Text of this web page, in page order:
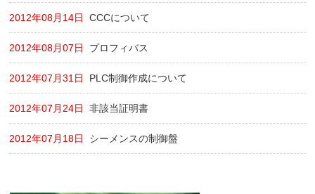
2012年08月14日 CCCについて
2012年08月07日 プロフィバス
2012年07月31日 PLC制御作成について
2012年07月24日 非該当証明書
2012年07月18日 シーメンスの制御盤